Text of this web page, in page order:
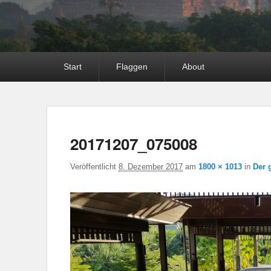
Start Flaggen About
20171207_075008
Veröffentlicht 8. Dezember 2017 am 1800 × 1013 in Der